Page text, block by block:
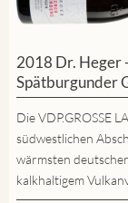
2018 Dr. Heger
Spätburgunder
Die VDP.GROSSE
südwestlichen
wärmsten
kalkhaltigem